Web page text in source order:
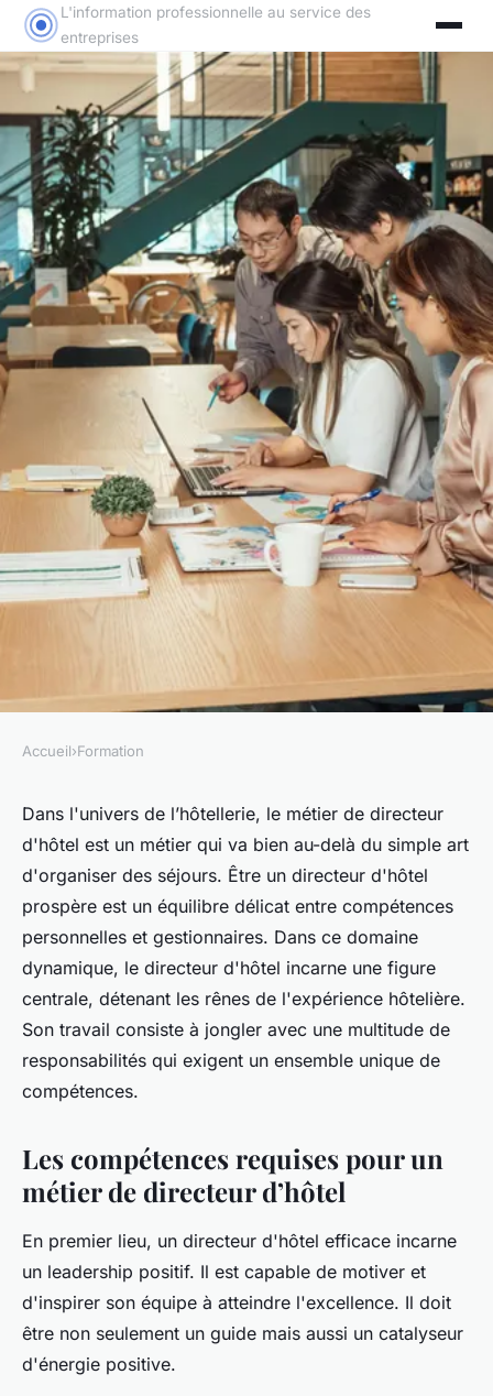
L'information professionnelle au service des
entreprises
Quelles sont les spécificités du
métier de directeur d'hôtel ?
admin•16 janvier 2024•3 min de lecture
Accueil›Formation
Dans l'univers de l’hôtellerie, le métier de directeur
d'hôtel est un métier qui va bien au-delà du simple art
d'organiser des séjours. Être un directeur d'hôtel
prospère est un équilibre délicat entre compétences
personnelles et gestionnaires. Dans ce domaine
dynamique, le directeur d'hôtel incarne une figure
centrale, détenant les rênes de l'expérience hôtelière.
Son travail consiste à jongler avec une multitude de
responsabilités qui exigent un ensemble unique de
compétences.
Les compétences requises pour un
métier de directeur d’hôtel
En premier lieu, un directeur d'hôtel efficace incarne
un leadership positif. Il est capable de motiver et
d'inspirer son équipe à atteindre l'excellence. Il doit
être non seulement un guide mais aussi un catalyseur
d'énergie positive.